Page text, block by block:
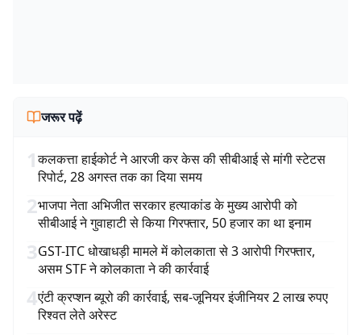
जरूर पढ़ें
1कलकत्ता हाईकोर्ट ने आरजी कर केस की सीबीआई से मांगी स्टेटस
रिपोर्ट, 28 अगस्त तक का दिया समय
2भाजपा नेता अभिजीत सरकार हत्याकांड के मुख्य आरोपी को
सीबीआई ने गुवाहाटी से किया गिरफ्तार, 50 हजार का था इनाम
3GST-ITC धोखाधड़ी मामले में कोलकाता से 3 आरोपी गिरफ्तार,
असम STF ने कोलकाता ने की कार्रवाई
4एंटी क्रप्शन ब्यूरो की कार्रवाई, सब-जूनियर इंजीनियर 2 लाख रुपए
रिश्वत लेते अरेस्ट